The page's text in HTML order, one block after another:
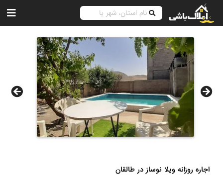
اجاره روزانه ویلا نوساز در طالقان